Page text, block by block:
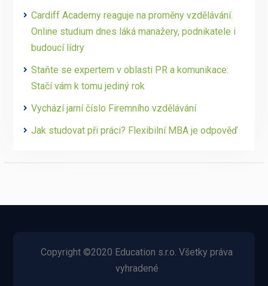
Cardiff Academy reaguje na proměny vzdělávání.
Online studium dnes láká manažery, podnikatele i
budoucí lídry
Staňte se expertem v oblasti PR a komunikace:
Stačí vám k tomu jediný rok
Vychází jarní číslo Firemního vzdělávání
Jak studovat při práci? Flexibilní MBA je odpověď
Copyright ©2020 Education s.r.o. Všetky práva
vyhradené